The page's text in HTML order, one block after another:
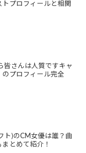
トプロフィールと相関
皆さんは人質ですキャ
のプロフィール完全
ト)のCM女優は誰？曲
まとめて紹介！